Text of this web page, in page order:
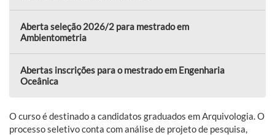
Aberta seleção 2026/2 para mestrado em
Ambientometria
Abertas inscrições para o mestrado em Engenharia
Oceânica
O curso é destinado a candidatos graduados em Arquivologia. O
processo seletivo conta com análise de projeto de pesquisa,